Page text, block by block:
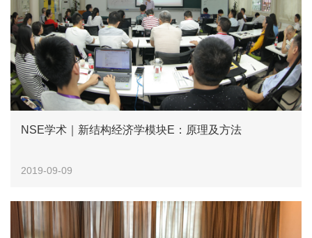
NSE学术｜新结构经济学模块E：原理及方法
2019-09-09